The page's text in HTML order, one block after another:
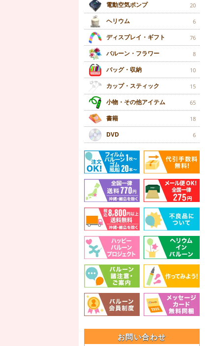
電動空気ポンプ 20
ヘリウム 6
ディスプレイ・ギフト 76
バルーン・フラワー 8
バッグ・収納 10
カップ・スティック 15
小物・その他アイテム 65
書籍 18
DVD 6
お問い合わせ